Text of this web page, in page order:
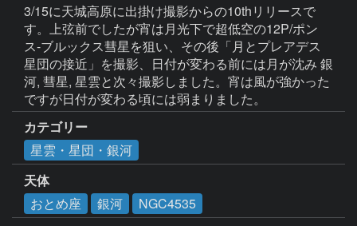
3/15に天城高原に出掛け撮影からの10thリリースで
す。上弦前でしたが宵は月光下で超低空の12P/ポン
ス-ブルックス彗星を狙い、その後「月とプレアデス
星団の接近」を撮影、日付が変わる前には月が沈み 銀
河, 彗星, 星雲と次々撮影しました。宵は風が強かった
ですが日付が変わる頃には弱まりました。
カテゴリー
星雲・星団・銀河
天体
おとめ座
銀河 NGC4535